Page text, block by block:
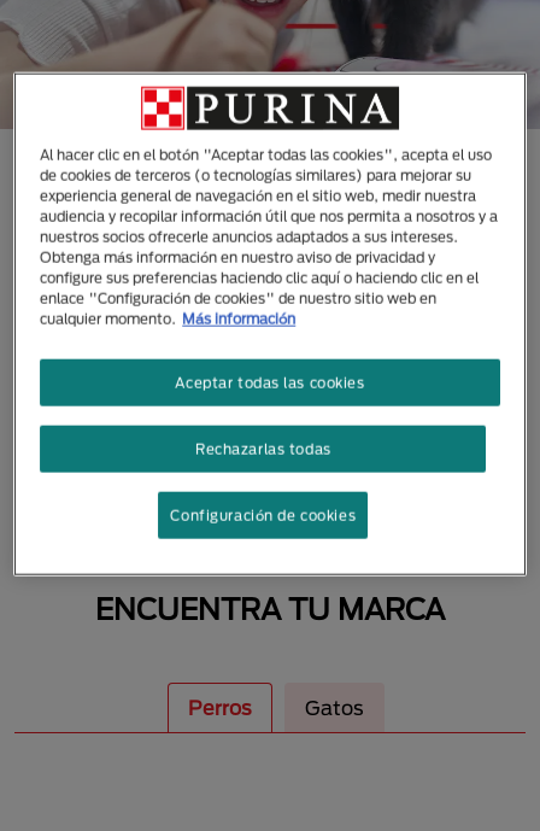
CONOCE TODAS NUESTRAS
MARCAS DISEÑADAS
ESPECIALMENTE PARA LAS
NECESIDADES DE TUS
MASCOTAS
ENCUENTRA TU MARCA
Perros Gatos
Al hacer clic en el botón "Aceptar todas las cookies", acepta el uso
de cookies de terceros (o tecnologías similares) para mejorar su
experiencia general de navegación en el sitio web, medir nuestra
audiencia y recopilar información útil que nos permita a nosotros y a
nuestros socios ofrecerle anuncios adaptados a sus intereses.
Obtenga más información en nuestro aviso de privacidad y
configure sus preferencias haciendo clic aquí o haciendo clic en el
enlace "Configuración de cookies" de nuestro sitio web en
cualquier momento.
Más información
Rechazarlas todas
Aceptar todas las cookies
Configuración de cookies